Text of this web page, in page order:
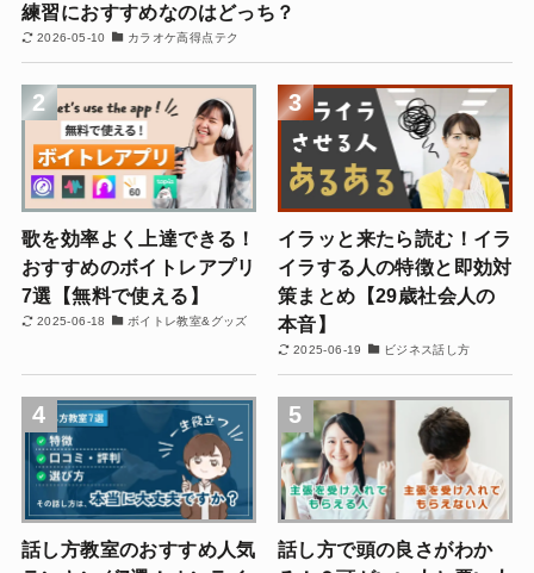
練習におすすめなのはどっち？
2026-05-10 カラオケ高得点テク
2
歌を効率よく上達できる！
おすすめのボイトレアプリ
7選【無料で使える】
2025-06-18 ボイトレ教室&グッズ
3
イラッと来たら読む！イラ
イラする人の特徴と即効対
策まとめ【29歳社会人の
本音】
2025-06-19 ビジネス話し方
4
話し方教室のおすすめ人気
5
話し方で頭の良さがわか